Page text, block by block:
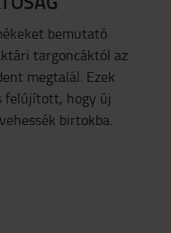
bemutató
targoncáktól az
megtalál. Ezek
felújított, hogy új
birtokba.